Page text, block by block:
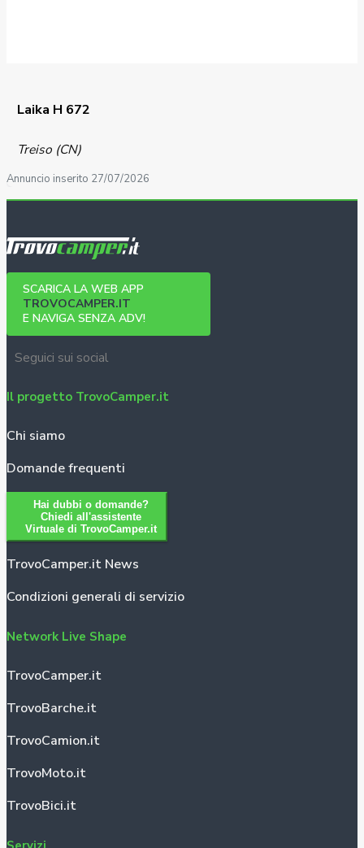
Laika H 672
Treiso (CN)
Annuncio inserito 27/07/2026
SCARICA LA WEB APP
TROVOCAMPER.IT
E NAVIGA SENZA ADV!
Seguici sui social
Il progetto TrovoCamper.it
Chi siamo
Domande frequenti
Hai dubbi o domande?
Chiedi all'assistente
Virtuale di TrovoCamper.it
TrovoCamper.it News
Condizioni generali di servizio
Network Live Shape
TrovoCamper.it
TrovoBarche.it
TrovoCamion.it
TrovoMoto.it
TrovoBici.it